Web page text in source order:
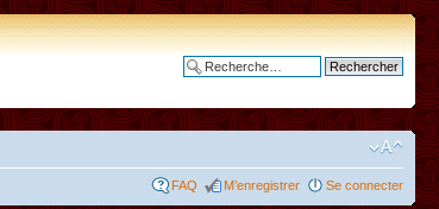
FAQ M’enregistrer Se connecter